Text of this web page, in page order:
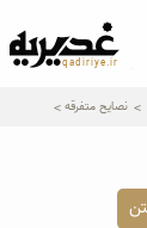
qadiriye.ir
نشریه ی غدیریه-بیانات استاد
نصایح متفرقه